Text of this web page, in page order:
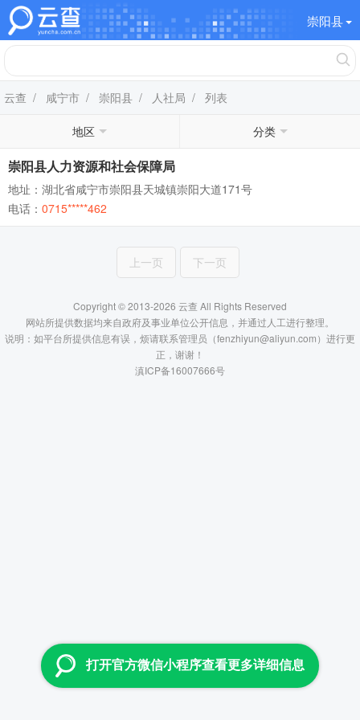
崇阳县
云查 / 咸宁市 / 崇阳县 / 人社局 / 列表
地区 分类
崇阳县人力资源和社会保障局
地址：湖北省咸宁市崇阳县天城镇崇阳大道171号
电话： 0715*****462
上一页 下一页
Copyright © 2013-2026 云查 All Rights Reserved
网站所提供数据均来自政府及事业单位公开信息，并通过人工进行整理。
说明：如平台所提供信息有误，烦请联系管理员（fenzhiyun@aliyun.com）进行更
正，谢谢！
滇ICP备16007666号
打开官方微信小程序查看更多详细信息